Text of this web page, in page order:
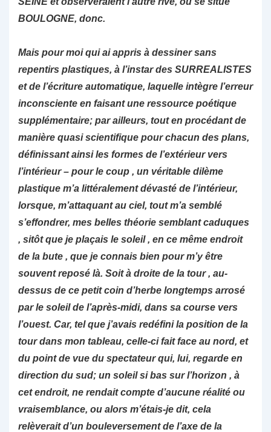
BOULOGNE, donc.
Mais pour moi qui ai appris à dessiner sans
repentirs plastiques, à l’instar des SURREALISTES
et de l’écriture automatique, laquelle intègre l’erreur
inconsciente en faisant une ressource poétique
supplémentaire; par ailleurs, tout en procédant de
manière quasi scientifique pour chacun des plans,
définissant ainsi les formes de l’extérieur vers
l’intérieur – pour le coup , un véritable dilème
plastique m’a littéralement dévasté de l’intérieur,
lorsque, m’attaquant au ciel, tout m’a semblé
s’effondrer, mes belles théorie semblant caduques
, sitôt que je plaçais le soleil , en ce même endroit
de la bute , que je connais bien pour m’y être
souvent reposé là. Soit à droite de la tour , au-
dessus de ce petit coin d’herbe longtemps arrosé
par le soleil de l’après-midi, dans sa course vers
l’ouest. Car, tel que j’avais redéfini la position de la
tour dans mon tableau, celle-ci fait face au nord, et
du point de vue du spectateur qui, lui, regarde en
direction du sud; un soleil si bas sur l’horizon , à
cet endroit, ne rendait compte d’aucune réalité ou
vraisemblance, ou alors m’étais-je dit, cela
relèverait d’un bouleversement de l’axe de la